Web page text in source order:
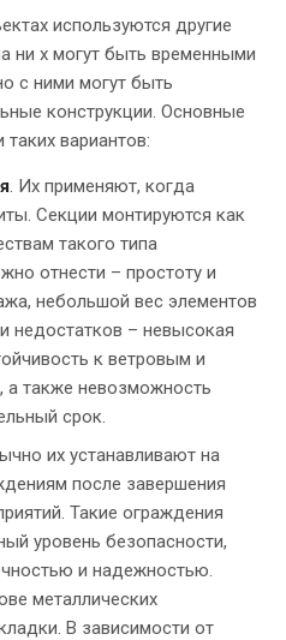
используются другие
ни х могут быть временными
с ними могут быть
конструкции. Основные
вариантов:
. Их применяют, когда
Секции монтируются как
такого типа
отнести – простоту и
небольшой вес элементов
недостатков – невысокая
к ветровым и
а также невозможность
срок.
их устанавливают на
после завершения
Такие ограждения
уровень безопасности,
и надежностью.
металлических
В зависимости от